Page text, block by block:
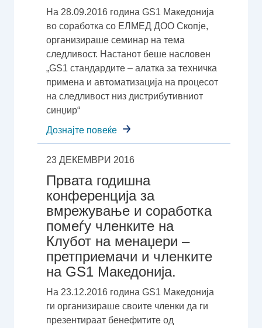
На 28.09.2016 година GS1 Македонија
во соработка со ЕЛМЕД ДОО Скопје,
организираше семинар на тема
следливост. Настанот беше насловен
„GS1 стандардите – алатка за техничка
примена и автоматизација на процесот
на следливост низ дистрибутивниот
синџир“
Дознајте повеќе
23 ДЕКЕМВРИ 2016
Првата годишна
конференција за
вмрежување и соработка
помеѓу членките на
Клубот на менаџери –
претприемачи и членките
на GS1 Македонија.
На 23.12.2016 година GS1 Македонија
ги организираше своите членки да ги
презентираат бенефитите од